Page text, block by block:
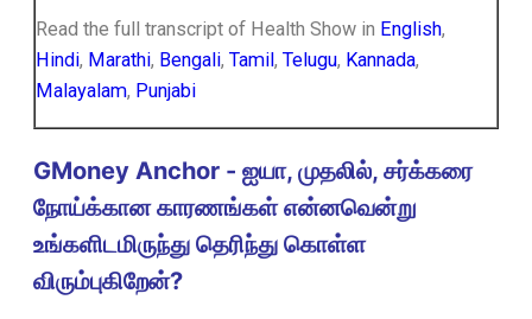
Read the full transcript of Health Show in English,
Hindi, Marathi, Bengali, Tamil, Telugu, Kannada,
Malayalam, Punjabi
GMoney Anchor - ஐயா, முதலில், சர்க்கரை
நோய்க்கான காரணங்கள் என்னவென்று
உங்களிடமிருந்து தெரிந்து கொள்ள
விரும்புகிறேன்?